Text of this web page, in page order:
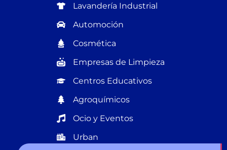
Lavandería Industrial
Automoción
Cosmética
Empresas de Limpieza
Centros Educativos
Agroquímicos
Ocio y Eventos
Urban